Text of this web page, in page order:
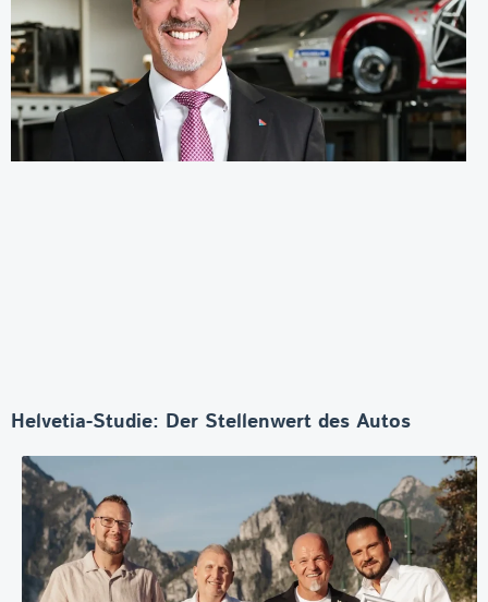
Helvetia-Studie: Der Stellenwert des Autos